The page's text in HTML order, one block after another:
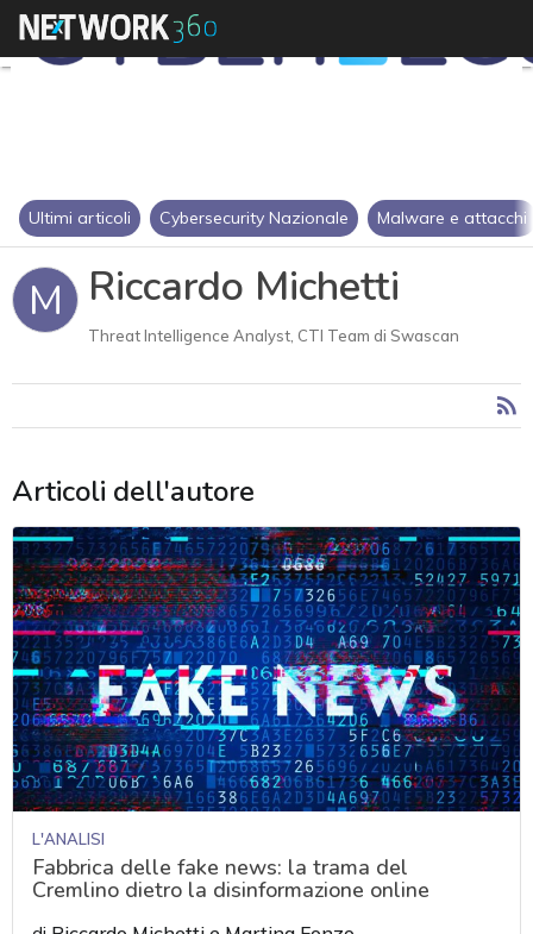
Ultimi articoli Cybersecurity Nazionale Malware e attacchi
M Riccardo Michetti
Threat Intelligence Analyst, CTI Team di Swascan
Articoli dell'autore
L'ANALISI
Fabbrica delle fake news: la trama del
Cremlino dietro la disinformazione online